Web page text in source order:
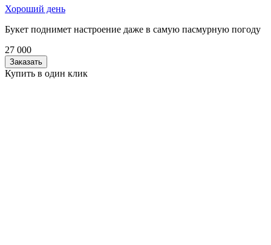
Хороший день
Букет поднимет настроение даже в самую пасмурную погоду
27 000
Заказать
Купить в один клик